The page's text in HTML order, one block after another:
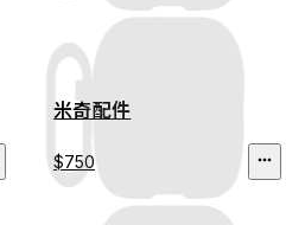
米奇配件
$750